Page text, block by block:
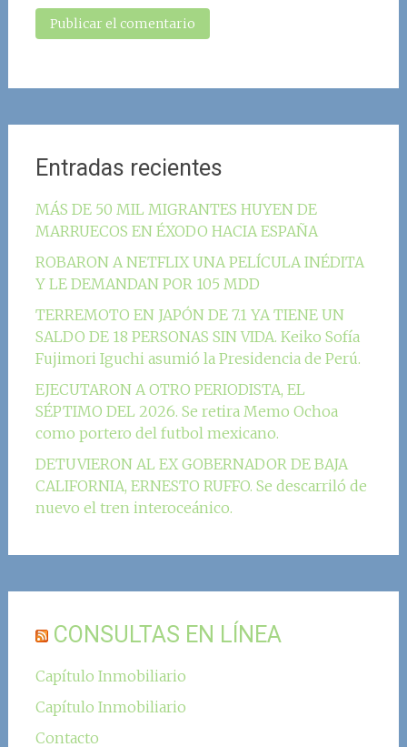
Entradas recientes
MÁS DE 50 MIL MIGRANTES HUYEN DE
MARRUECOS EN ÉXODO HACIA ESPAÑA
ROBARON A NETFLIX UNA PELÍCULA INÉDITA
Y LE DEMANDAN POR 105 MDD
TERREMOTO EN JAPÓN DE 7.1 YA TIENE UN
SALDO DE 18 PERSONAS SIN VIDA. Keiko Sofía
Fujimori Iguchi asumió la Presidencia de Perú.
EJECUTARON A OTRO PERIODISTA, EL
SÉPTIMO DEL 2026. Se retira Memo Ochoa
como portero del futbol mexicano.
DETUVIERON AL EX GOBERNADOR DE BAJA
CALIFORNIA, ERNESTO RUFFO. Se descarriló de
nuevo el tren interoceánico.
CONSULTAS EN LÍNEA
Capítulo Inmobiliario
Capítulo Inmobiliario
Contacto